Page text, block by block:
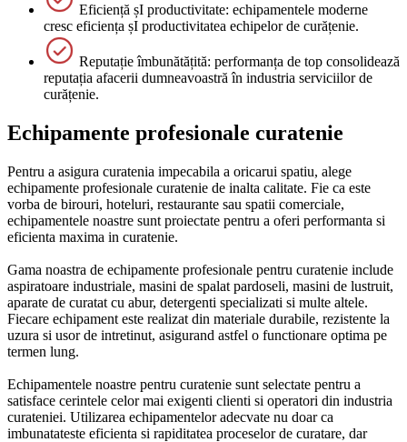
Eficiență șI productivitate: echipamentele moderne
cresc eficiența șI productivitatea echipelor de curățenie.
Reputație îmbunătățită: performanța de top consolidează
reputația afacerii dumneavoastră în industria serviciilor de
curățenie.
Echipamente profesionale curatenie
Pentru a asigura curatenia impecabila a oricarui spatiu, alege
echipamente profesionale curatenie de inalta calitate. Fie ca este
vorba de birouri, hoteluri, restaurante sau spatii comerciale,
echipamentele noastre sunt proiectate pentru a oferi performanta si
eficienta maxima in curatenie.
Gama noastra de echipamente profesionale pentru curatenie include
aspiratoare industriale, masini de spalat pardoseli, masini de lustruit,
aparate de curatat cu abur, detergenti specializati si multe altele.
Fiecare echipament este realizat din materiale durabile, rezistente la
uzura si usor de intretinut, asigurand astfel o functionare optima pe
termen lung.
Echipamentele noastre pentru curatenie sunt selectate pentru a
satisface cerintele celor mai exigenti clienti si operatori din industria
curateniei. Utilizarea echipamentelor adecvate nu doar ca
imbunatateste eficienta si rapiditatea proceselor de curatare, dar